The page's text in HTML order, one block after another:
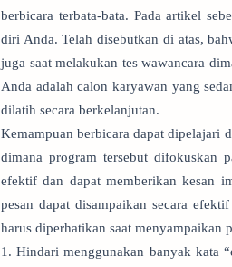
berbicara terbata-bata. Pada artikel
diri Anda. Telah disebutkan di atas,
juga saat melakukan tes wawancara
Anda adalah calon karyawan yang
dilatih secara berkelanjutan.
Kemampuan berbicara dapat dipelajari
dimana program tersebut difokuskan
efektif dan dapat memberikan kesan
pesan dapat disampaikan secara
harus diperhatikan saat menyampaikan
1. Hindari menggunakan banyak kata